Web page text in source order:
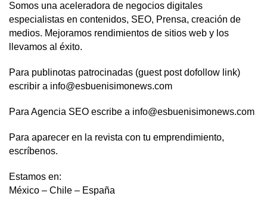
Somos una aceleradora de negocios digitales
especialistas en contenidos, SEO, Prensa, creación de
medios. Mejoramos rendimientos de sitios web y los
llevamos al éxito.
Para publinotas patrocinadas (guest post dofollow link)
escribir a info@esbuenisimonews.com
Para Agencia SEO escribe a info@esbuenisimonews.com
Para aparecer en la revista con tu emprendimiento,
escríbenos.
Estamos en:
México – Chile – España